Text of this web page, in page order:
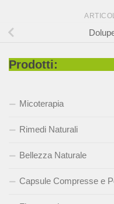
Prodotti:
Micoterapia
Rimedi Naturali
Bellezza Naturale
Capsule Compresse e